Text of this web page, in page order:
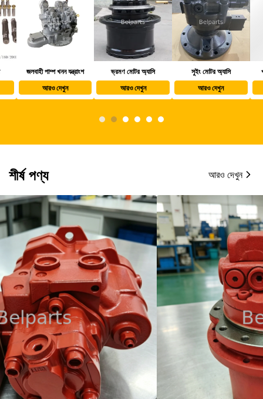
জলবাহী পাম্প খনন যন্ত্রাংশ
আরও দেখুন
ভ্রমণ মোটর অ্যাসি
আরও দেখুন
সুইং মোটর অ্যাসি
আরও দেখুন
শীর্ষ পণ্য আরও দেখুন